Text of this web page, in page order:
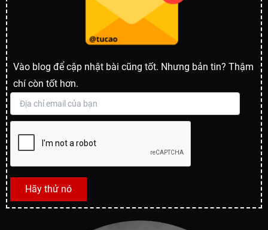
Vào blog để cập nhật bài cũng tốt. Nhưng bản tin? Thậm
chí còn tốt hơn.
Hãy thử nó